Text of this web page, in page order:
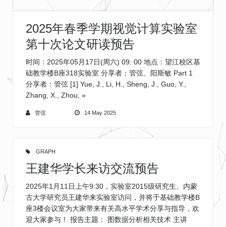
2025年春季学期视觉计算实验室
第十次论文研读预告
时间：2025年05月17日(周六) 09: 00 地点：望江校区基
础教学楼B座318实验室 分享者：管弦、阳斯敏 Part 1
分享者：管弦 [1] Yue, J., Li, H., Sheng, J., Guo, Y.,
Zhang, X., Zhou, »
管弦 14 May 2025
GRAPH
王建华学长来访交流预告
2025年1月11日上午9:30，实验室2015级研究生、内蒙
古大学研究员王建华来实验室访问，并将于基础教学楼B
座3楼会议室为大家带来有关高水平学术分享与指导，欢
迎大家参与！ 报告主题： 图数据分析相关技术 主讲